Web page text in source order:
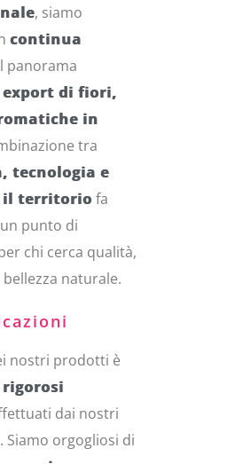
, siamo
continua
panorama
di fiori,
in
tra
tecnologia e
il territoriofa
punto di
chi cerca qualità,
naturale.
nostri prodotti è
rigorosi
dai nostri
Siamo orgogliosi di